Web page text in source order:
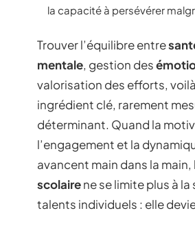
la capacité à persévérer
Trouver l’équilibre entre
mentale, gestion des
valorisation des efforts,
ingrédient clé, rarement
déterminant. Quand la
l’engagement et la
avancent main dans la main,
scolairene se limite plus à la
talents individuels : elle